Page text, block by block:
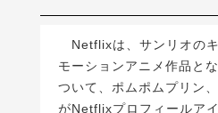
Netflixは、サンリオのキ
モーションアニメ作品と
ついて、ポムポムプリン
がNetflixプロフィールア